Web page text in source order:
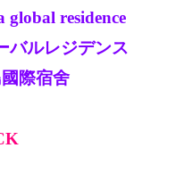
global residence
バルレジデンス
際宿舍